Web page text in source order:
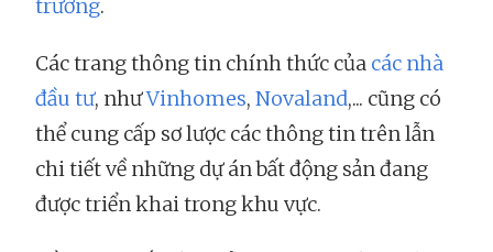
trường.
Các trang thông tin chính thức của các nhà
đầu tư, nhưVinhomes, Novaland,... cũng có
thể cung cấp sơ lược các thông tin trên lẫn
chi tiết về những dự án bất động sản đang
được triển khai trong khu vực.